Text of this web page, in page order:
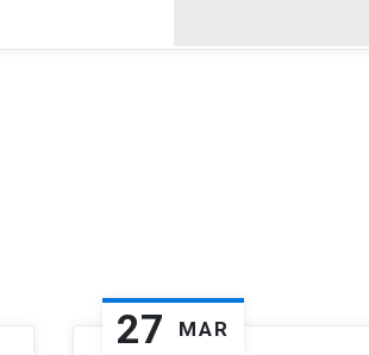
27 MAR